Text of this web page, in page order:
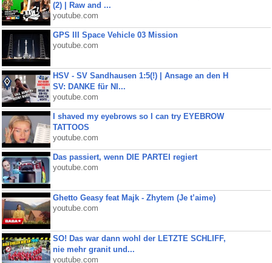
(2) | Raw and ...
youtube.com
GPS III Space Vehicle 03 Mission
youtube.com
HSV - SV Sandhausen 1:5(!) | Ansage an den H
SV: DANKE für NI...
youtube.com
I shaved my eyebrows so I can try EYEBROW
TATTOOS
youtube.com
Das passiert, wenn DIE PARTEI regiert
youtube.com
Ghetto Geasy feat Majk - Zhytem (Je t’aime)
youtube.com
SO! Das war dann wohl der LETZTE SCHLIFF,
nie mehr granit und...
youtube.com